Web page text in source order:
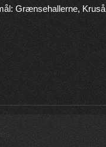
Grænsehallerne, Kruså